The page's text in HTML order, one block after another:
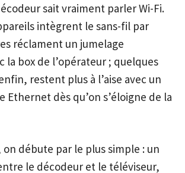
sait vraiment parler Wi-Fi.
intègrent le sans-fil par
réclament un jumelage
la box de l’opérateur ; quelques
restent plus à l’aise avec un
Ethernet dès qu’on s’éloigne de la
on débute par le plus simple : un
le décodeur et le téléviseur,